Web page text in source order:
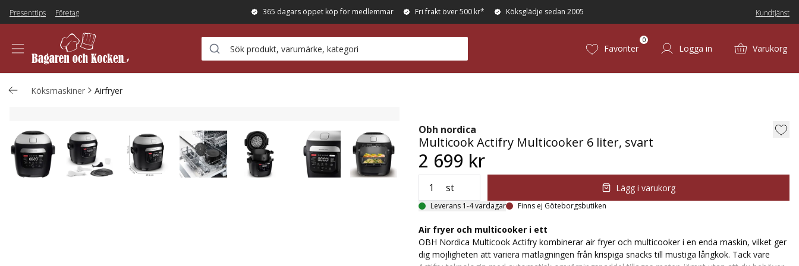
Presenttips Företag 365 dagars öppet köp för medlemmar Fri frakt över 500 kr* Köksglädje sedan 2005 Kundtjänst
Favoriter
0
Logga in Varukorg
Köksmaskiner Airfryer
Multicook Actifry Multicooker 6 liter, svart
Obh nordica
Multicook Actifry Multicooker 6 liter, svart
2 699 kr
st Lägg i varukorg
Leverans 1-4 vardagar Finns ej Göteborgsbutiken
Air fryer och multicooker i ett
OBH Nordica Multicook Actifry kombinerar air fryer och multicooker i en enda maskin, vilket ger
dig möjligheten att variera matlagningen från krispiga snacks till mustiga långkok. Tack vare